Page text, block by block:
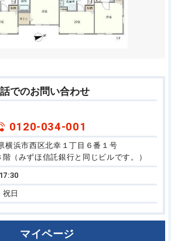
でのお問い合わせ
0120-034-001
浜市西区北幸１丁目６番１号
（みずほ信託銀行と同じビルです。）
日
マイページ